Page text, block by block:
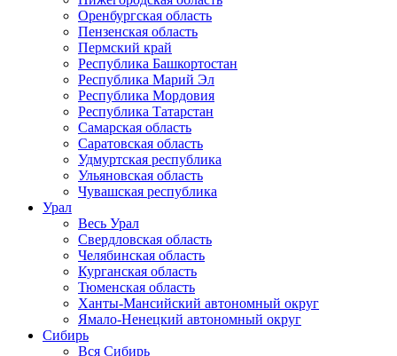
Оренбургская область
Пензенская область
Пермский край
Республика Башкортостан
Республика Марий Эл
Республика Мордовия
Республика Татарстан
Самарская область
Саратовская область
Удмуртская республика
Ульяновская область
Чувашская республика
Урал
Весь Урал
Свердловская область
Челябинская область
Курганская область
Тюменская область
Ханты-Мансийский автономный округ
Ямало-Ненецкий автономный округ
Сибирь
Вся Сибирь